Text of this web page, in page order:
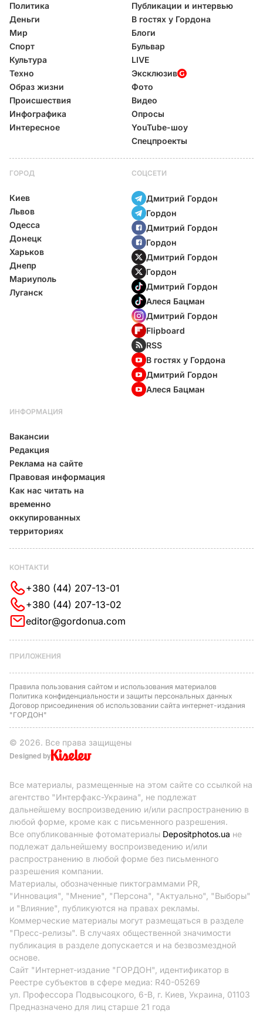
Политика
Деньги
Мир
Спорт
Культура
Техно
Образ жизни
Происшествия
Инфографика
Интересное
Публикации и интервью
В гостях у Гордона
Блоги
Бульвар
LIVE
Эксклюзив
Фото
Видео
Опросы
YouTube-шоу
Спецпроекты
ГОРОД
Киев
Львов
Одесса
Донецк
Харьков
Днепр
Мариуполь
Луганск
СОЦСЕТИ
Дмитрий Гордон
Гордон
Дмитрий Гордон
Гордон
Дмитрий Гордон
Гордон
Дмитрий Гордон
Алеся Бацман
Дмитрий Гордон
Flipboard
RSS
В гостях у Гордона
Дмитрий Гордон
Алеся Бацман
ИНФОРМАЦИЯ
Вакансии
Редакция
Реклама на сайте
Правовая информация
Как нас читать на
временно
оккупированных
территориях
КОНТАКТИ
+380 (44) 207-13-01
+380 (44) 207-13-02
editor@gordonua.com
ПРИЛОЖЕНИЯ
Правила пользования сайтом и использования материалов
Политика конфиденциальности и защиты персональных данных
Договор присоединения об использовании сайта интернет-издания
"ГОРДОН"
© 2026. Все права защищены
Designed by
Все материалы, размещенные на этом сайте со ссылкой на
агентство "Интерфакс-Украина", не подлежат
дальнейшему воспроизведению и/или распространению в
любой форме, кроме как с письменного разрешения.
Все опубликованные фотоматериалы Depositphotos.ua не
подлежат дальнейшему воспроизведению и/или
распространению в любой форме без письменного
разрешения компании.
Материалы, обозначенные пиктограммами PR,
"Инновация", "Мнение", "Персона", "Актуально", "Выборы"
и "Влияние", публикуются на правах рекламы.
Коммерческие материалы могут размещаться в разделе
"Пресс-релизы". В случаях общественной значимости
публикация в разделе допускается и на безвозмездной
основе.
Сайт "Интернет-издание "ГОРДОН", идентификатор в
Реестре субъектов в сфере медиа: R40-05269
ул. Профессора Подвысоцкого, 6-В, г. Киев, Украина, 01103
Предназначено для лиц старше 21 года